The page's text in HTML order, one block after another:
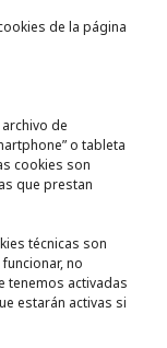
de la página
de
o tableta
cookies son
que prestan
técnicas son
no
tenemos activadas
estarán activas si
Real